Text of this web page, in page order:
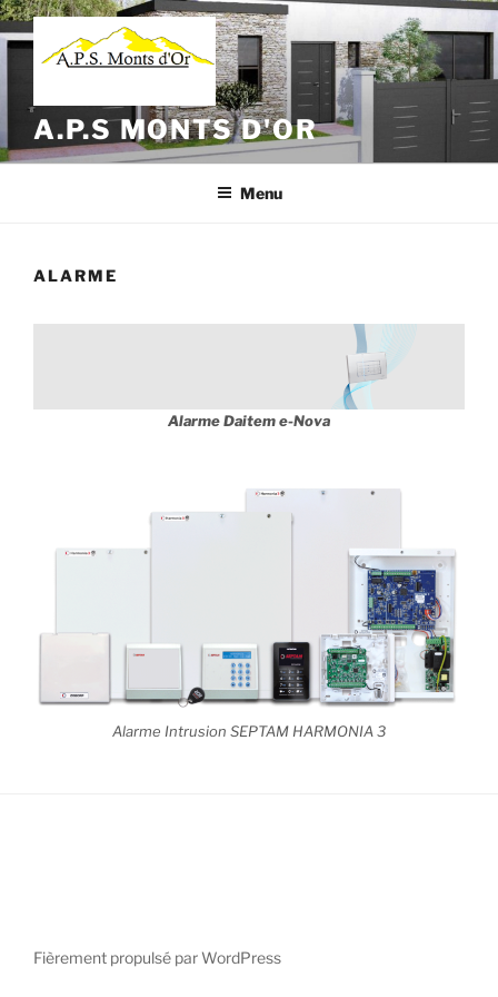
Aller
au
contenu
A.P.S MONTS D'OR
Menu
ALARME
Alarme Daitem e-Nova
Alarme Intrusion SEPTAM HARMONIA 3
Fièrement propulsé par WordPress